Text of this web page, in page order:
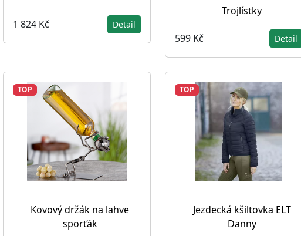
1 824 Kč Detail
Trojlístky
599 Kč Detail
TOP
Kovový držák na lahve
sporťák
TOP
Jezdecká kšiltovka ELT
Danny